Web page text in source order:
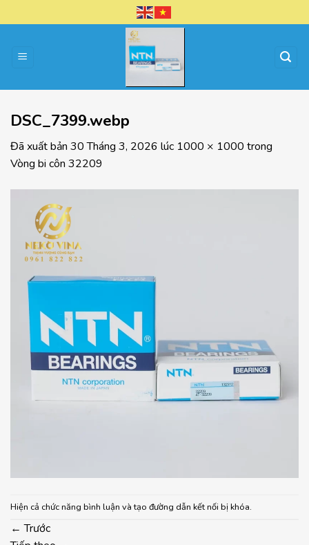
đến
dung
DSC_7399.webp
Đã xuất bản 30 Tháng 3, 2026 lúc 1000 × 1000 trong
Vòng bi côn 32209
Hiện cả chức năng bình luận và tạo đường dẫn kết nối bị khóa.
← Trước